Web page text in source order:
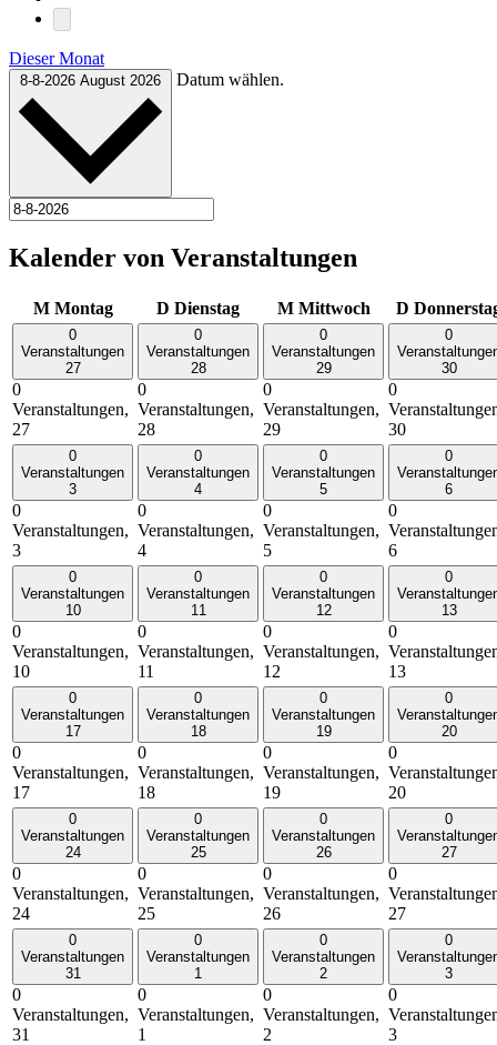
Dieser Monat
8-8-2026 August 2026 Datum wählen.
Kalender von Veranstaltungen
M Montag D Dienstag M Mittwoch D
0
Veranstaltungen
27
0
Veranstaltungen,
27
0
Veranstaltungen
28
0
Veranstaltungen,
28
0
Veranstaltungen
29
0
Veranstaltungen,
29
0
30
0
30
0
Veranstaltungen
3
0
Veranstaltungen,
3
0
Veranstaltungen
4
0
Veranstaltungen,
4
0
Veranstaltungen
5
0
Veranstaltungen,
5
0
6
0
6
0
Veranstaltungen
10
0
Veranstaltungen,
10
0
Veranstaltungen
11
0
Veranstaltungen,
11
0
Veranstaltungen
12
0
Veranstaltungen,
12
0
13
0
13
0
Veranstaltungen
17
0
Veranstaltungen,
17
0
Veranstaltungen
18
0
Veranstaltungen,
18
0
Veranstaltungen
19
0
Veranstaltungen,
19
0
20
0
20
0
Veranstaltungen
24
0
Veranstaltungen,
24
0
Veranstaltungen
25
0
Veranstaltungen,
25
0
Veranstaltungen
26
0
Veranstaltungen,
26
0
27
0
27
0
Veranstaltungen
31
0
Veranstaltungen,
31
0
Veranstaltungen
1
0
Veranstaltungen,
1
0
Veranstaltungen
2
0
Veranstaltungen,
2
0
3
0
3